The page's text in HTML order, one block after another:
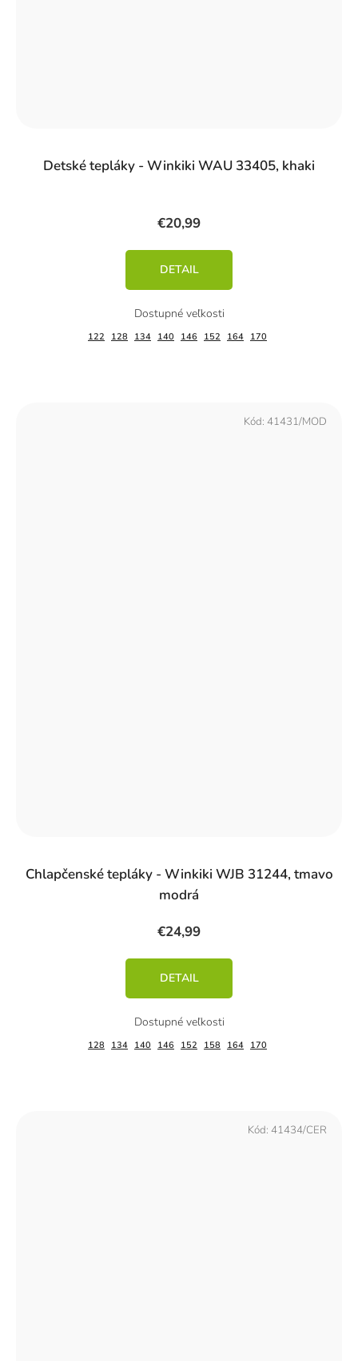
Detské tepláky - Winkiki WAU 33405, khaki
€20,99
DETAIL
122 128 134 140 146 152 164 170
Chlapčenské tepláky - Winkiki WJB 31244, tmavo
modrá
€24,99
DETAIL
128 134 140 146 152 158 164 170
Kód: 41431/MOD
Kód: 41434/CER